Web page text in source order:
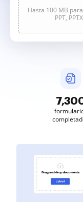
Hasta 100 MB
PPT,